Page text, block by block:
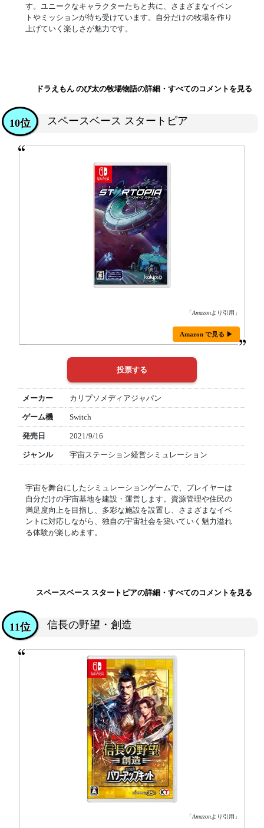
す。ユニークなキャラクターたちと共に、さまざまなイベン
トやミッションが待ち受けています。自分だけの牧場を作り
上げていく楽しさが魅力です。
ドラえもん のび太の牧場物語の詳細・すべてのコメントを見る
スペースベース スタートピア
10位
「Amazonより引用」
Amazon で見る ▶
メーカー カリプソメディアジャパン
ゲーム機 Switch
発売日 2021/9/16
ジャンル 宇宙ステーション経営シミュレーション
宇宙を舞台にしたシミュレーションゲームで、プレイヤーは
自分だけの宇宙基地を建設・運営します。資源管理や住民の
満足度向上を目指し、多彩な施設を設置し、さまざまなイベ
ントに対応しながら、独自の宇宙社会を築いていく魅力溢れ
る体験が楽しめます。
スペースベース スタートピアの詳細・すべてのコメントを見る
信長の野望・創造
11位
「Amazonより引用」